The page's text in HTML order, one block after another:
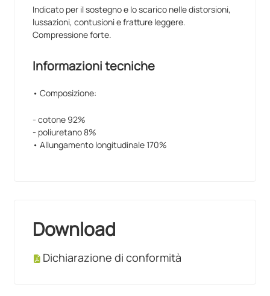
Indicato per il sostegno e lo scarico nelle distorsioni,
lussazioni, contusioni e fratture leggere.
Compressione forte.
Informazioni tecniche
• Composizione:
- cotone 92%
- poliuretano 8%
• Allungamento longitudinale 170%
Download
Dichiarazione di conformità